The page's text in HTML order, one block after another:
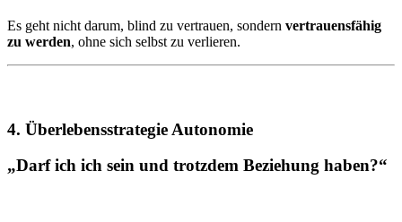
Es geht nicht darum, blind zu vertrauen, sondern vertrauensfähig
zu werden, ohne sich selbst zu verlieren.
4. Überlebensstrategie Autonomie
„Darf ich ich sein und trotzdem Beziehung haben?“